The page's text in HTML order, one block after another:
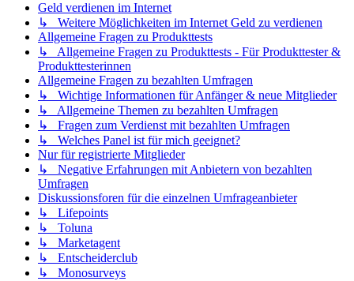
Geld verdienen im Internet
↳ Weitere Möglichkeiten im Internet Geld zu verdienen
Allgemeine Fragen zu Produkttests
↳ Allgemeine Fragen zu Produkttests - Für Produkttester &
Produkttesterinnen
Allgemeine Fragen zu bezahlten Umfragen
↳ Wichtige Informationen für Anfänger & neue Mitglieder
↳ Allgemeine Themen zu bezahlten Umfragen
↳ Fragen zum Verdienst mit bezahlten Umfragen
↳ Welches Panel ist für mich geeignet?
Nur für registrierte Mitglieder
↳ Negative Erfahrungen mit Anbietern von bezahlten
Umfragen
Diskussionsforen für die einzelnen Umfrageanbieter
↳ Lifepoints
↳ Toluna
↳ Marketagent
↳ Entscheiderclub
↳ Monosurveys